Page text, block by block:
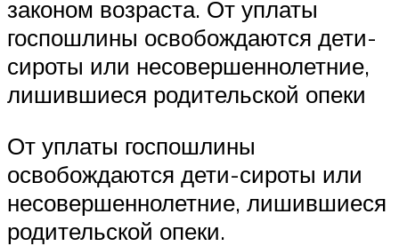
законом возраста. От уплаты
госпошлины освобождаются дети-
сироты или несовершеннолетние,
лишившиеся родительской опеки
От уплаты госпошлины
освобождаются дети-сироты или
несовершеннолетние, лишившиеся
родительской опеки.